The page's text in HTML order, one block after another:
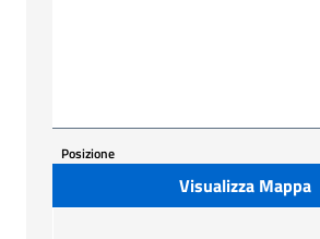
Posizione
Visualizza Mappa